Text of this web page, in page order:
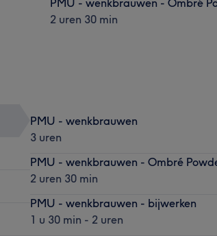
2 uren 30 min
PMU - wenkbrauwen
3 uren
PMU - wenkbrauwen - Ombré
2 uren 30 min
PMU - wenkbrauwen - bijwerken
1 u 30 min - 2 uren